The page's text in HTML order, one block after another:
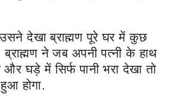
देखा ब्राह्मण पूरे घर में कुछ
ब्राह्मण ने जब अपनी पत्नी के हाथ
घड़े में सिर्फ पानी भरा देखा तो
होगा.